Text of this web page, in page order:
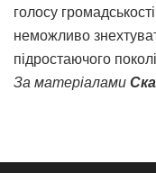
голосу
неможливо
підростаючого
За матеріалами